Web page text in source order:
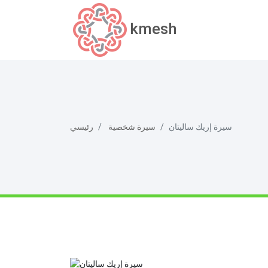
kmesh
رئيسي سيرة شخصية سيرة إريك ساليتان